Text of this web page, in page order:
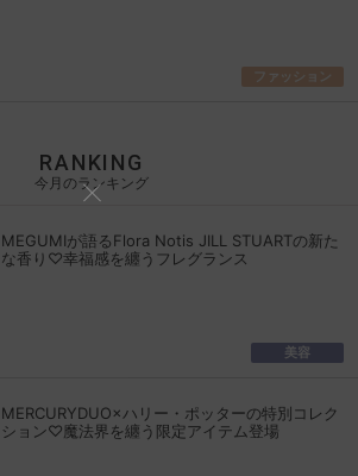
ファッション
RANKING
今月のランキング
MEGUMIが語るFlora Notis JILL STUARTの新た
な香り♡幸福感を纏うフレグランス
美容
MERCURYDUO×ハリー・ポッターの特別コレク
ション♡魔法界を纏う限定アイテム登場